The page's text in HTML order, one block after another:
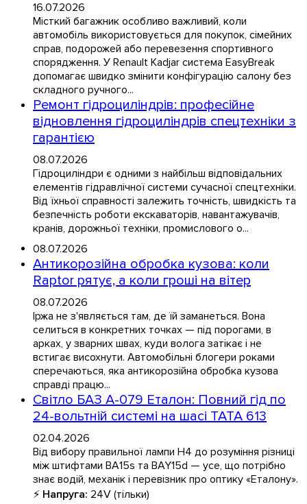
16.07.2026
Місткий багажник особливо важливий, коли
автомобіль використовується для покупок, сімейних
справ, подорожей або перевезення спортивного
спорядження. У Renault Kadjar система EasyBreak
допомагає швидко змінити конфігурацію салону без
складного ручного...
Ремонт гідроциліндрів: професійне
відновлення гідроциліндрів спецтехніки з
гарантією
08.07.2026
Гідроциліндри є одними з найбільш відповідальних
елементів гідравлічної системи сучасної спецтехніки.
Від їхньої справності залежить точність, швидкість та
безпечність роботи екскаваторів, навантажувачів,
кранів, дорожньої техніки, промислового о...
08.07.2026
Антикорозійна обробка кузова: коли
Raptor рятує, а коли гроші на вітер
08.07.2026
Іржа не з'являється там, де їй заманеться. Вона
селиться в конкретних точках — під порогами, в
арках, у зварних швах, куди волога затікає і не
встигає висохнути. Автомобільні блогери роками
сперечаються, яка антикорозійна обробка кузова
справді працю...
Світло БАЗ А-079 Еталон: Повний гід по
24-вольтній системі на шасі TATA 613
02.04.2026
Від вибору правильної лампи H4 до розуміння різниці
між штифтами BA15s та BAY15d — усе, що потрібно
знає водій, механік і перевізник про оптику «Еталону».
⚡ Напруга: 24V (тільки)